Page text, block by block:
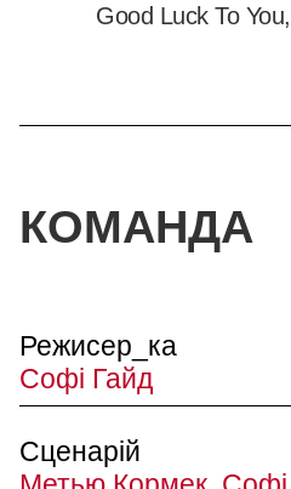
Good Luck To
КОМАНДА
Режисер_ка
Софі Гайд
Сценарій